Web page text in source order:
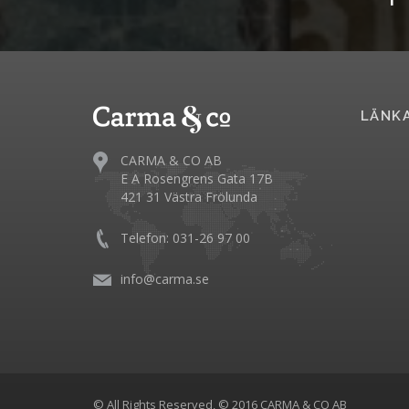
CARMA & CO AB
E A Rosengrens Gata 17B
421 31 Västra Frölunda
Telefon: 031-26 97 00
info@carma.se
© All Rights Reserved, © 2016 CARMA & CO AB